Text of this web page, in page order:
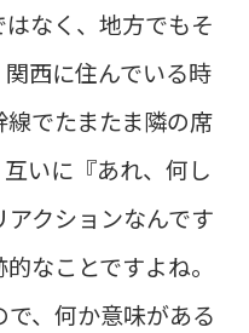
なく、地方でもそ
西に住んでいる時
でたまたま隣の席
いに『あれ、何し
クションなんです
なことですよね。
、何か意味がある